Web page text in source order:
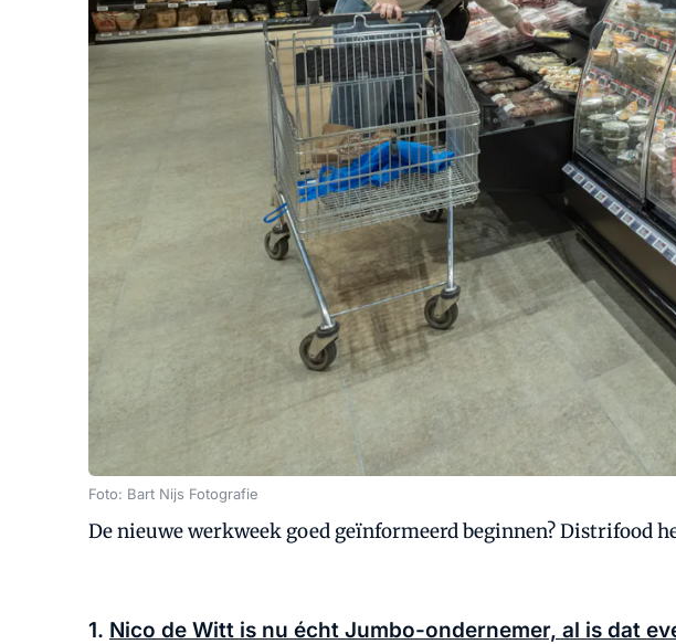
Foto: Bart Nijs Fotografie
De nieuwe werkweek goed geïnformeerd beginnen? Distrifood
1. Nico de Witt is nu écht Jumbo-ondernemer, al is dat